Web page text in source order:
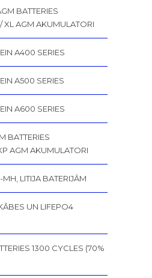
BATTERIES
XL AGM AKUMULATORI
A400 SERIES
A500 SERIES
A600 SERIES
BATTERIES
AGM AKUMULATORI
LITIJA BATERIJĀM
UN LIFEPO4
1300 CYCLES (70%